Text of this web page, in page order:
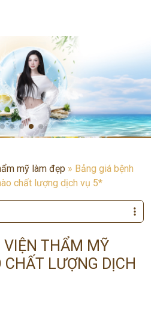
mỹ làm đẹp » Bảng giá bệnh
chất lượng dịch vụ 5*
VIỆN THẨM MỸ
LƯỢNG DỊCH